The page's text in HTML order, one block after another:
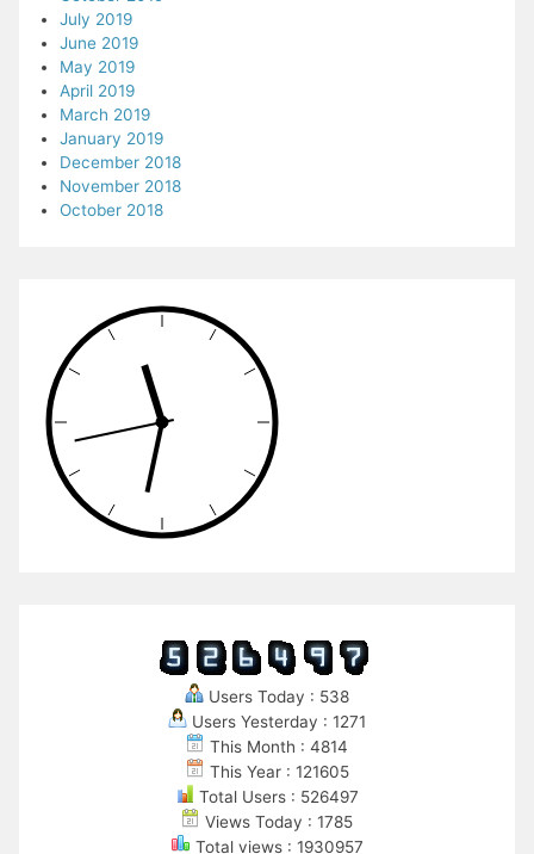
July 2019
June 2019
May 2019
April 2019
March 2019
January 2019
December 2018
November 2018
October 2018
Users Today : 538
Users Yesterday : 1271
This Month : 4814
This Year : 121605
Total Users : 526497
Views Today : 1785
Total views : 1930957